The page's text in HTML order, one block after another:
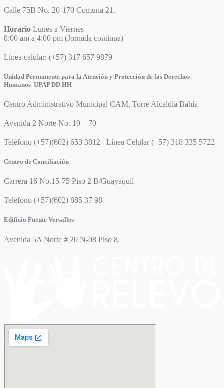
Calle 75B No. 20-170 Comuna 21.
Horario Lunes a Viernes
8:00 am a 4:00 pm (Jornada continua)
Línea celular: (+57) 317 657 9879
Unidad Permanente para la Atención y Protección de los Derechos
Humanos UPAP DD HH
Centro Administrativo Municipal CAM, Torre Alcaldía Bahía
Avenida 2 Norte No. 10 – 70
Teléfono (+57)(602) 653 3812 Línea Celular (+57) 318 335 5722
Centro de Conciliación
Carrera 16 No.15-75 Piso 2 B/Guayaquil
Teléfono (+57)(602) 885 37 98
Edificio Fuente Versalles
Avenida 5A Norte # 20 N-08 Piso 8.